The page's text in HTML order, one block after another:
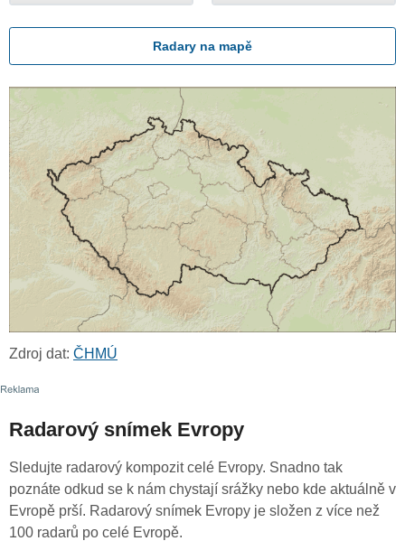
Radary na mapě
Zdroj dat: ČHMÚ
Radarový snímek Evropy
Sledujte radarový kompozit celé Evropy. Snadno tak
poznáte odkud se k nám chystají srážky nebo kde aktuálně v
Evropě prší. Radarový snímek Evropy je složen z více než
100 radarů po celé Evropě.